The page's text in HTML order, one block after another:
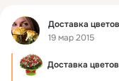
Фид Доставка
19 мар 2015
Доставка